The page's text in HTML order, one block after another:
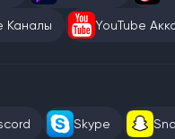
Каналы YouTube
Skype